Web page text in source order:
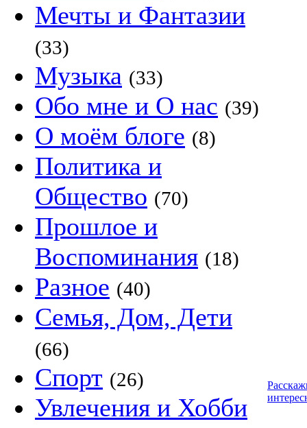
Мечты и Фантазии
(33)
Музыка (33)
Обо мне и О нас (39)
О моём блоге (8)
Политика и
Общество (70)
Прошлое и
Воспоминания (18)
Разное (40)
Семья, Дом, Дети
(66)
Спорт (26)
Увлечения и Хобби